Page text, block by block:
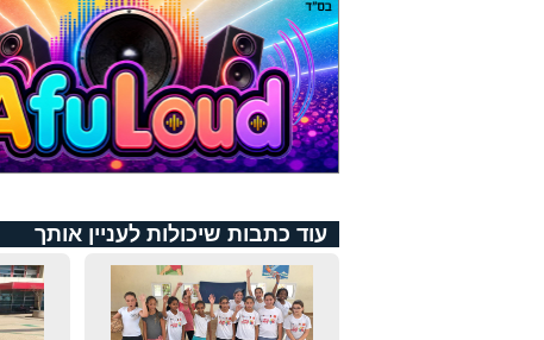
עוד כתבות שיכולות לעניין אותך